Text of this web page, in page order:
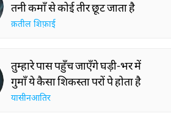
तनी कमाँ से कोई तीर छूट जाता है
क़तील शिफ़ाई
तुम्हारे पास पहुँच जाएँगे घड़ी-भर में
गुमाँ ये कैसा शिकस्ता परों पे होता है
यासीनआतिर